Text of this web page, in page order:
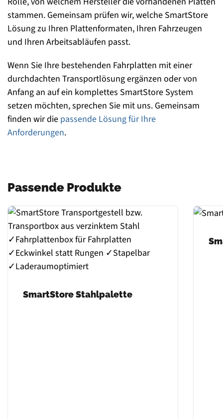
stammen. Gemeinsam prüfen wir, welche SmartStore
Lösung zu Ihren Plattenformaten, Ihren Fahrzeugen
und Ihren Arbeitsabläufen passt.
Wenn Sie Ihre bestehenden Fahrplatten mit einer
durchdachten Transportlösung ergänzen oder von
Anfang an auf ein komplettes SmartStore System
setzen möchten, sprechen Sie mit uns. Gemeinsam
finden wir die passende Lösung für Ihre
Anforderungen.
Passende Produkte
SmartStore Stahlpalette